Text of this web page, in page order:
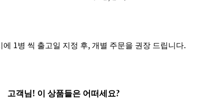
병 씩 출고일 지정 후, 개별 주문을 권장 드립니다.
고객님! 이 상품들은 어떠세요?